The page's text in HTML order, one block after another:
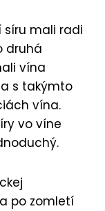
síru mali radi
druhá
vína
s takýmto
vína.
vo víne
po zomletí